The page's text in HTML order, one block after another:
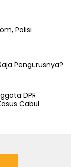
Polisi
Pengurusnya?
DPR
Cabul